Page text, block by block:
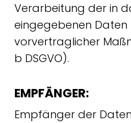
Verarbeitung der in
eingegebenen Daten
vorvertraglicher
b DSGVO).
EMPFÄNGER:
Empfänger der